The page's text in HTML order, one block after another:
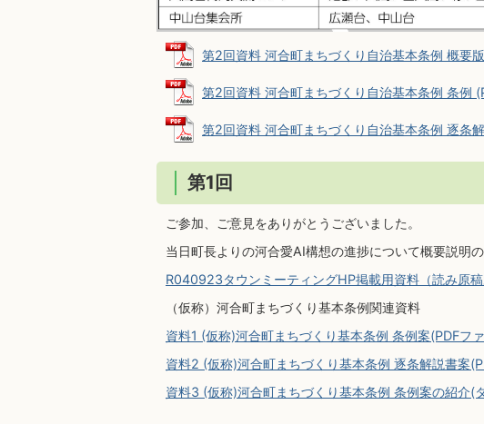
第2回資料 河合町まちづくり自治基本条例 概要
第2回資料 河合町まちづくり自治基本条例 条例
第2回資料 河合町まちづくり自治基本条例 逐条
第1回
ご参加、ご意見をありがとうございました。
当日町長よりの河合愛AI構想の進捗について概要説明の
R040923タウンミーティングHP掲載用資料（読み原
（仮称）河合町まちづくり基本条例関連資料
資料1 (仮称)河合町まちづくり基本条例 条例案(PDFフ
資料2 (仮称)河合町まちづくり基本条例 逐条解説書案
資料3 (仮称)河合町まちづくり基本条例 条例案の紹介(